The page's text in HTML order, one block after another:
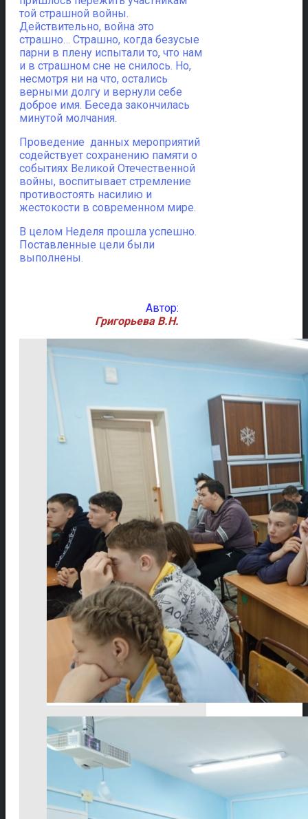
той страшной войны.
Действительно, война это
страшно… Страшно, когда безусые
парни в плену испытали то, что нам
и в страшном сне не снилось. Но,
несмотря ни на что, остались
верными долгу и вернули себе
доброе имя. Беседа закончилась
минутой молчания.
Проведение данных мероприятий
содействует сохранению памяти о
событиях Великой Отечественной
войны, воспитывает стремление
противостоять насилию и
жестокости в современном мире.
В целом Неделя прошла успешно.
Поставленные цели были
выполнены.
Автор:
Григорьева В.Н.